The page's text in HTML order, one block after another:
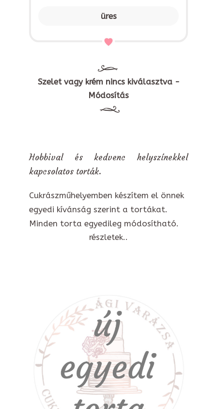
üres
Szelet vagy krém nincs kiválasztva -
Módosítás
Hobbival és kedvenc helyszínekkel
kapcsolatos torták.
Cukrászműhelyemben készítem el önnek
egyedi kívánság szerint a tortákat.
Minden torta egyedileg módosítható.
részletek..